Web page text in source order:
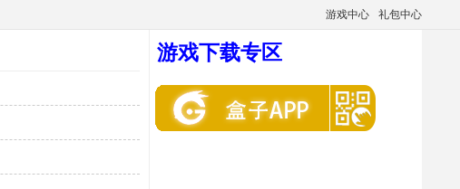
游戏中心 礼包中心
游戏下载专区